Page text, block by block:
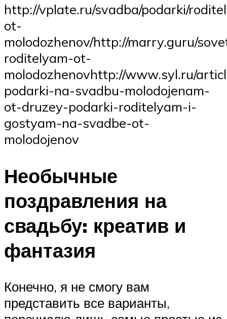
http://vplate.ru/svadba/podarki/
ot-
molodozhenov/http://marry.guru/
roditelyam-ot-
molodozhenovhttp://www.syl.ru/
podarki-na-svadbu-molodojenam-
ot-druzey-podarki-roditelyam-i-
gostyam-na-svadbe-ot-
molodojenov
Необычные
поздравления на
свадьбу: креатив и
фантазия
Конечно, я не смогу вам
представить все варианты,